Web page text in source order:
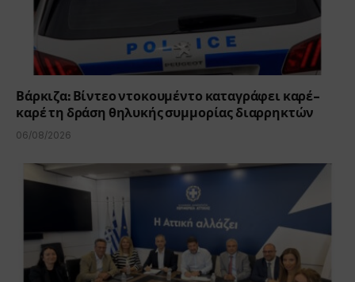
Βάρκιζα: Βίντεο ντοκουμέντο καταγράφει καρέ-
καρέ τη δράση θηλυκής συμμορίας διαρρηκτών
06/08/2026